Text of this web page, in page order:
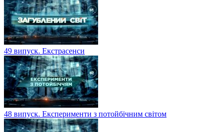
49 випуск. Екстрасенси
48 випуск. Експерименти з потойбічним світом